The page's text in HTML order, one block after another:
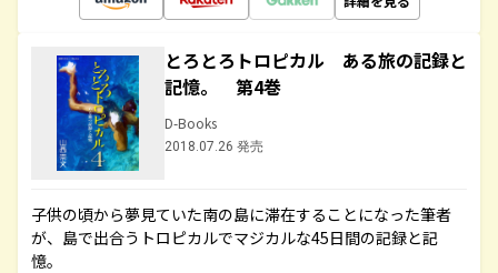
とろとろトロピカル ある旅の記録と
記憶。 第4巻
D-Books
2018.07.26 発売
子供の頃から夢見ていた南の島に滞在することになった筆者
が、島で出合うトロピカルでマジカルな45日間の記録と記
憶。